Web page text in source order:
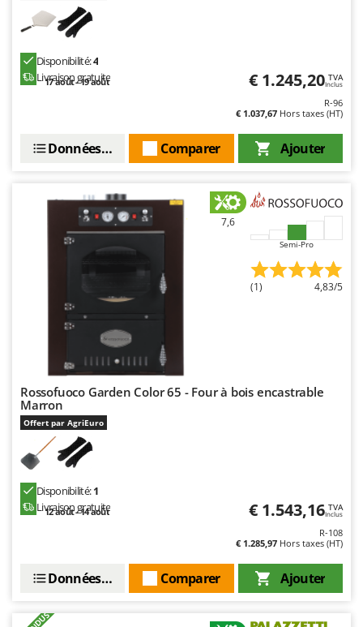
Disponibilité:4
Livraison gratuite
17 août - 19 août € 1.245,20 TVA
Inclus
R-96
€ 1.037,67 Hors taxes (HT)
Ajouter
Comparer
Données techniques
7,6
Semi-Pro
(1) 4,83/5
Rossofuoco Garden Color 65 - Four à bois encastrable
Marron
Offert par AgriEuro
Disponibilité:1
Livraison gratuite
12 août - 14 août € 1.543,16 TVA
Inclus
R-108
€ 1.285,97 Hors taxes (HT)
Ajouter
Comparer
Données techniques